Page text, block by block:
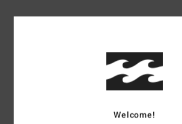
Gemiddelde score
5.0
Welcome!